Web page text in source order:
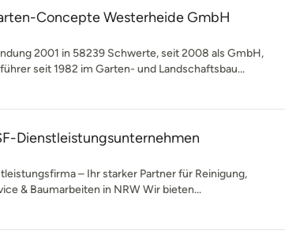
Concepte Westerheide GmbH
2001 in 58239 Schwerte, seit 2008 als GmbH,
seit 1982 im Garten- und Landschaftsbau...
Dienstleistungsunternehmen
– Ihr starker Partner für Reinigung,
& Baumarbeiten in NRW Wir bieten...